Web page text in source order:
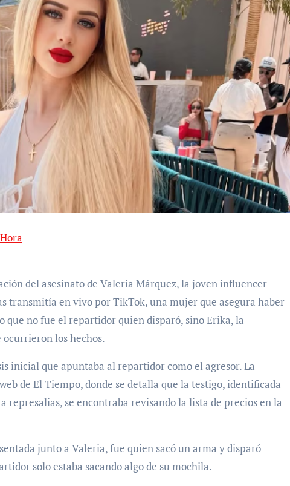
transmitía en vivo por TikTok, una mujer que asegura haber
que no fue el repartidor quien disparó, sino Erika, la
ocurrieron los hechos.
inicial que apuntaba al repartidor como el agresor. La
de El Tiempo, donde se detalla que la testigo, identificada
represalias, se encontraba revisando la lista de precios en la
junto a Valeria, fue quien sacó un arma y disparó
solo estaba sacando algo de su mochila.